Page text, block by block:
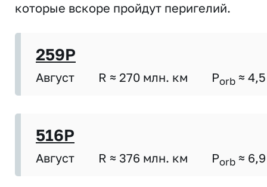
которые вскоре пройдут перигелий.
259P
Август R ≈ 270 млн. км Porb ≈ 4,5
516P
Август R ≈ 376 млн. км Porb ≈ 6,9